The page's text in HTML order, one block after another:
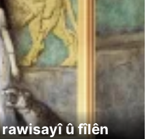
û fîlên